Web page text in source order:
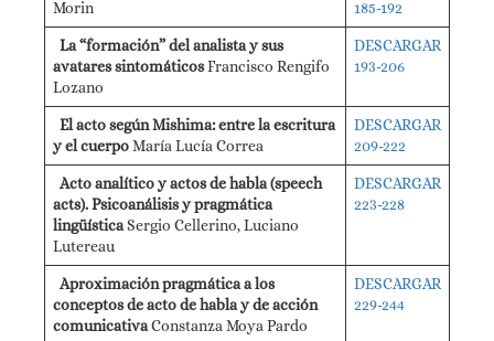
Morin
185-192
La “formación” del analista y sus
avatares sintomáticosFrancisco Rengifo
Lozano
DESCARGAR
193-206
El acto según Mishima: entre la escritura
y el cuerpoMaría Lucía Correa
DESCARGAR
209-222
Acto analítico y actos de habla (speech
acts). Psicoanálisis y pragmática
lingüísticaSergio Cellerino, Luciano
Lutereau
DESCARGAR
223-228
Aproximación pragmática a los
conceptos de acto de habla y de acción
comunicativaConstanza Moya Pardo
DESCARGAR
229-244